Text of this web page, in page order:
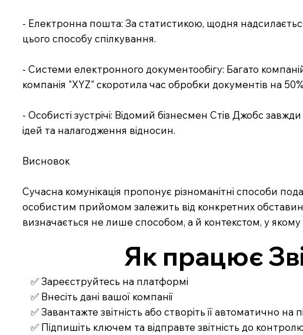
- Електронна пошта: За статистикою, щодня
цього способу спілкування.
- Системи електронного документообігу: Багато
компанія "XYZ" скоротила час обробки документів на
- Особисті зустрічі: Відомий бізнесмен Стів Джобс
ідей та налагодження відносин.
Висновок
Сучасна комунікація пропонує різноманітні способи
особистим прийомом залежить від конкретних
визначається не лише способом, а й контекстом, у якому
Як працює
✅ Зареєструйтесь на платформі
✅ Внесіть дані вашої компанії
✅ Завантажте звітність або створіть її автоматично на
✅ Підпишіть ключем та відправте звітність до